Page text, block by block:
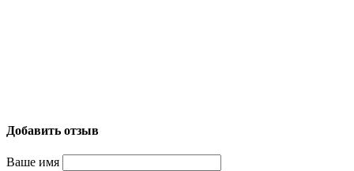
Добавить отзыв
Ваше имя